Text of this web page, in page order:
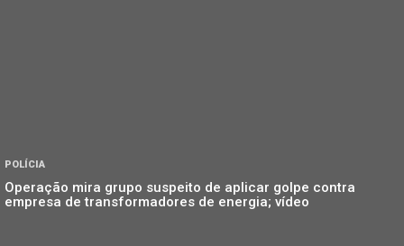
POLÍCIA
Operação mira grupo suspeito de aplicar golpe contra
empresa de transformadores de energia; vídeo